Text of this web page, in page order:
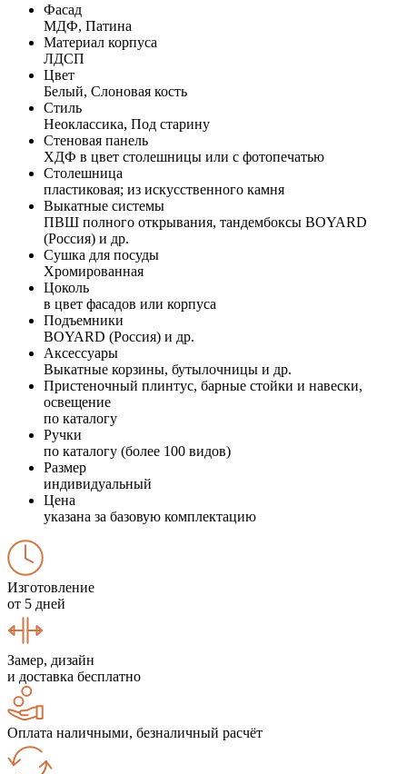
Фасад
МДФ, Патина
Материал корпуса
ЛДСП
Цвет
Белый, Слоновая кость
Стиль
Неоклассика, Под старину
Стеновая панель
ХДФ в цвет столешницы или с фотопечатью
Столешница
пластиковая; из искусственного камня
Выкатные системы
ПВШ полного открывания, тандембоксы BOYARD
(Россия) и др.
Сушка для посуды
Хромированная
Цоколь
в цвет фасадов или корпуса
Подъемники
BOYARD (Россия) и др.
Аксессуары
Выкатные корзины, бутылочницы и др.
Пристеночный плинтус, барные стойки и навески,
освещение
по каталогу
Ручки
по каталогу (более 100 видов)
Размер
индивидуальный
Цена
указана за базовую комплектацию
Изготовление
от 5 дней
Замер, дизайн
и доставка бесплатно
Оплата наличными, безналичный расчёт